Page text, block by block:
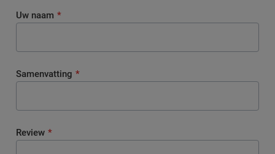
Uw naam
Samenvatting
Review